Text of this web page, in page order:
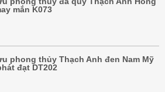
mắn K073
phong thủy Thạch Anh đen Nam Mỹ
đạt DT202